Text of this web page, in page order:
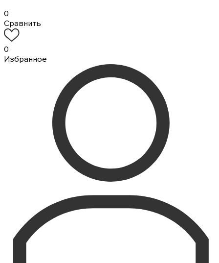
0
Сравнить
0
Избранное